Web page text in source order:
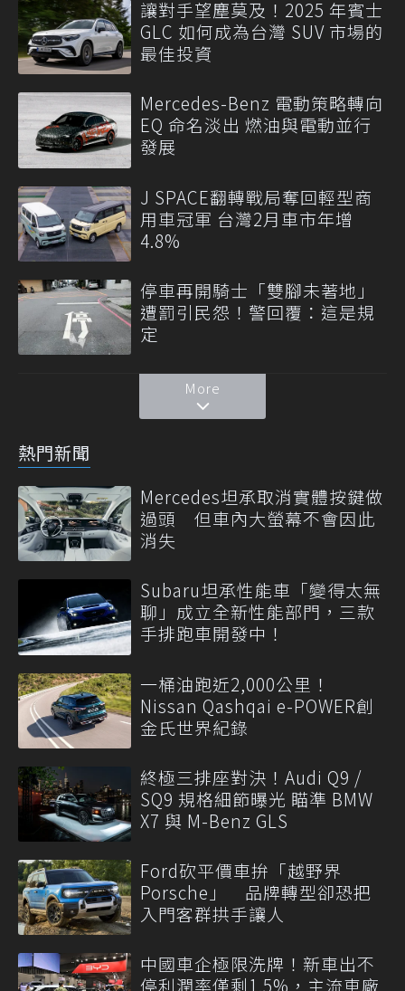
讓對手望塵莫及！2025 年賓士
GLC 如何成為台灣 SUV 市場的
最佳投資
Mercedes-Benz 電動策略轉向
EQ 命名淡出 燃油與電動並行
發展
J SPACE翻轉戰局奪回輕型商
用車冠軍 台灣2月車市年增
4.8%
停車再開騎士「雙腳未著地」
遭罰引民怨！警回覆：這是規
定
More
熱門新聞
Mercedes坦承取消實體按鍵做
過頭 但車內大螢幕不會因此
消失
Subaru坦承性能車「變得太無
聊」成立全新性能部門，三款
手排跑車開發中！
一桶油跑近2,000公里！
Nissan Qashqai e-POWER創
金氏世界紀錄
終極三排座對決！Audi Q9 /
SQ9 規格細節曝光 瞄準 BMW
X7 與 M-Benz GLS
Ford砍平價車拚「越野界
Porsche」 品牌轉型卻恐把
入門客群拱手讓人
中國車企極限洗牌！新車出不
停利潤率僅剩1.5%，主流車廠